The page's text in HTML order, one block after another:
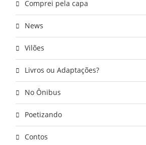
Comprei pela capa
News
Vilões
Livros ou Adaptações?
No Ônibus
Poetizando
Contos